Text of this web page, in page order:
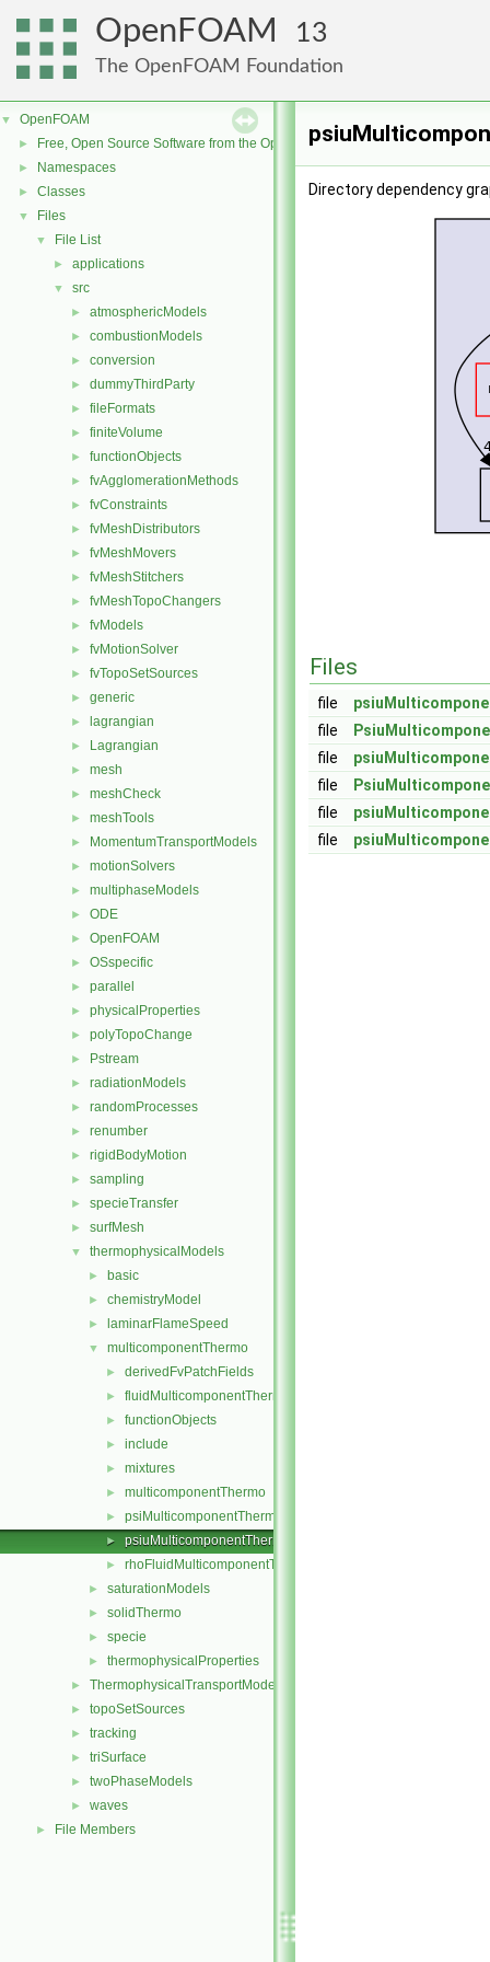
OpenFOAM 13
The OpenFOAM Foundation
▼ OpenFOAM
► Free, Open Source Software from the OpenFOAM Foundation
► Namespaces
► Classes
▼ Files
▼ File List
► applications
▼ src
► atmosphericModels
► combustionModels
► conversion
► dummyThirdParty
► fileFormats
► finiteVolume
► functionObjects
► fvAgglomerationMethods
► fvConstraints
► fvMeshDistributors
► fvMeshMovers
► fvMeshStitchers
► fvMeshTopoChangers
► fvModels
► fvMotionSolver
► fvTopoSetSources
► generic
► lagrangian
► Lagrangian
► mesh
► meshCheck
► meshTools
► MomentumTransportModels
► motionSolvers
► multiphaseModels
► ODE
► OpenFOAM
► OSspecific
► parallel
► physicalProperties
► polyTopoChange
► Pstream
► radiationModels
► randomProcesses
► renumber
► rigidBodyMotion
► sampling
► specieTransfer
► surfMesh
▼ thermophysicalModels
► basic
► chemistryModel
► laminarFlameSpeed
▼ multicomponentThermo
► derivedFvPatchFields
► fluidMulticomponentThermo
► functionObjects
► include
► mixtures
► multicomponentThermo
► psiMulticomponentThermo
► psiuMulticomponentThermo
► rhoFluidMulticomponentThermo
► saturationModels
► solidThermo
► specie
► thermophysicalProperties
► ThermophysicalTransportModels
► topoSetSources
► tracking
► triSurface
► twoPhaseModels
► waves
► File Members
Directory dependency
Files
file
file
file
file
file
file